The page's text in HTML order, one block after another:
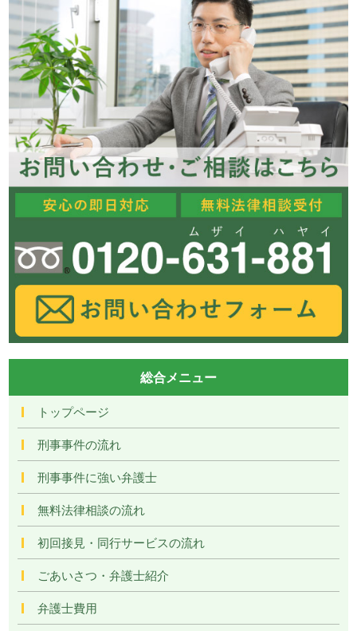
総合メニュー
トップページ
刑事事件の流れ
刑事事件に強い弁護士
無料法律相談の流れ
初回接見・同行サービスの流れ
ごあいさつ・弁護士紹介
弁護士費用